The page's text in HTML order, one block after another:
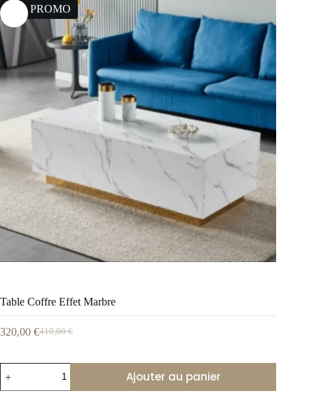
22% PROMO
Table Coffre Effet Marbre
410,00€
320,00 €
Ajouter au panier